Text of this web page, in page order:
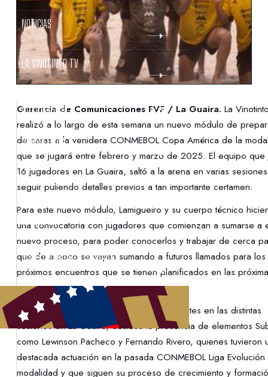
NOTICIAS
LA VINOTINTO TV
NOTIFICACIONES
NORMATIVAS
CONTACTO
PROTECCIÓN DE LA INFANCIA
Gerencia de Comunicaciones FVF / La Guaira. La
realizó a lo largo de esta semana un nuevo módulo de
de caras a la venidera CONMEBOL Copa América de la
que se jugará entre febrero y marzo de 2025. El equipo que
16 jugadores en La Guaira, saltó a la arena en varias
seguir puliendo detalles previos a tan importante certamen.
Para este nuevo módulo, Lamigueiro y su cuerpo técnico
una convocatoria con jugadores que comienzan a sumarse a
nuevo proceso, para poder conocerlos y trabajar de cerca
que de a poco se vayan sumando a futuros llamados para los
próximos encuentros que se tienen planificados en las
semanas.
Entre los futbolistas que han estado presentes en las distintas
sesiones en La Guaira, destaca la presencia de elementos
como Lewinson Pacheco y Fernando Rivero, quienes tuvieron
destacada actuación en la pasada CONMEBOL Liga
modalidad y que siguen su proceso de crecimiento y